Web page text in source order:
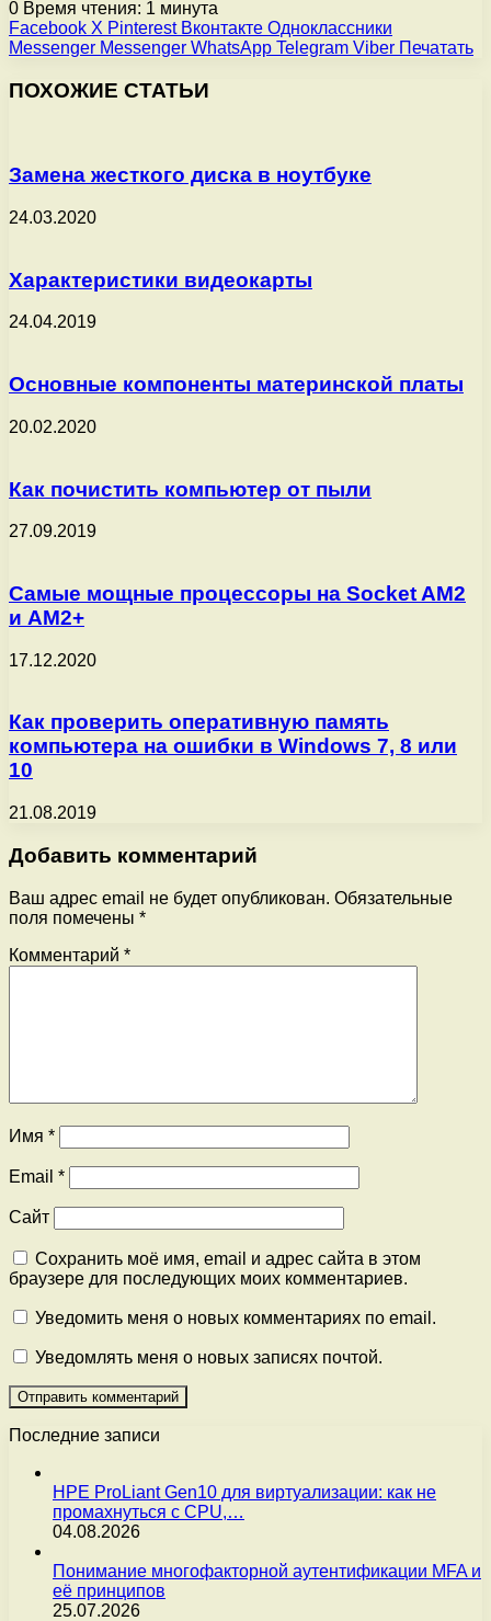
0 Время чтения: 1 минута
Facebook X Pinterest Вконтакте Одноклассники
Messenger Messenger WhatsApp Telegram Viber Печатать
ПОХОЖИЕ СТАТЬИ
Замена жесткого диска в ноутбуке
24.03.2020
Характеристики видеокарты
24.04.2019
Основные компоненты материнской платы
20.02.2020
Как почистить компьютер от пыли
27.09.2019
Самые мощные процессоры на Socket AM2
и AM2+
17.12.2020
Как проверить оперативную память
компьютера на ошибки в Windows 7, 8 или
10
21.08.2019
Добавить комментарий
Ваш адрес email не будет опубликован. Обязательные
поля помечены *
Комментарий *
Имя *
Email *
Сайт
Сохранить моё имя, email и адрес сайта в этом
браузере для последующих моих комментариев.
Уведомить меня о новых комментариях по email.
Уведомлять меня о новых записях почтой.
Последние записи
HPE ProLiant Gen10 для виртуализации: как не
промахнуться с CPU,…
04.08.2026
Понимание многофакторной аутентификации MFA и
её принципов
25.07.2026